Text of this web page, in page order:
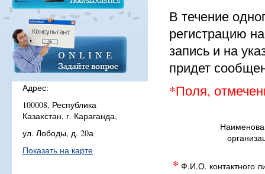
В течение
регистрацию
запись и на
придет
*Поля,
* Ф.И.О. контактного
Адрес:
100008, Республика
Казахстан, г. Караганда,
ул. Лободы, д. 20а
Показать на карте